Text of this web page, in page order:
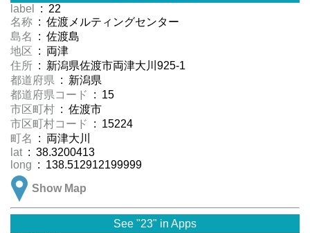
label
: 22
名称 : 佐渡メルティングセンター
島名
: 佐渡島
地区 : 両津
住所 : 新潟県佐渡市両津大川925-1
都道府県 : 新潟県
都道府県コード
: 15
市区町村 : 佐渡市
市区町村コード
: 15224
町名
: 両津大川
lat : 38.3200413
long : 138.512912199999
Show Map
See "23" in Apps